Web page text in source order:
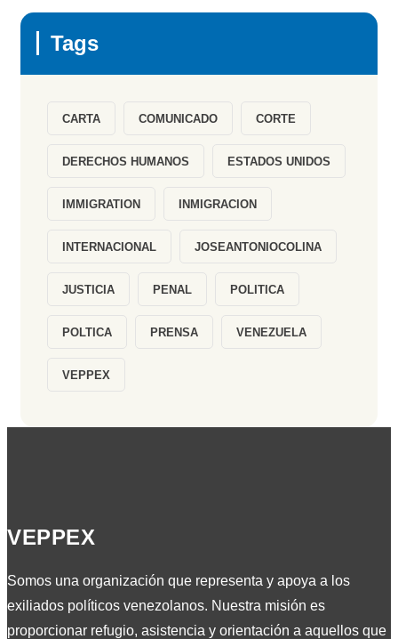
Tags
CARTA COMUNICADO CORTE
DERECHOS HUMANOS ESTADOS UNIDOS
IMMIGRATION INMIGRACION
INTERNACIONAL JOSEANTONIOCOLINA
JUSTICIA PENAL POLITICA
POLTICA PRENSA VENEZUELA
VEPPEX
VEPPEX
Somos una organización que representa y apoya a los
exiliados políticos venezolanos. Nuestra misión es
proporcionar refugio, asistencia y orientación a aquellos que